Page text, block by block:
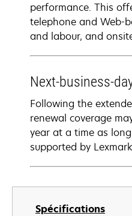
Spécifications
performance. This
telephone and Web-
and labour, and
Next-business-
Following the
renewal coverage
year at a time as
supported by